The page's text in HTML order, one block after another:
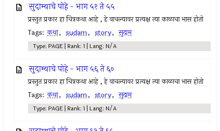
सुदाम्याचे पोहे - भाग ५१ ते ५५
प्रस्तुत प्रकार हा चित्रकथा आहे , हे वाचल्यावर प्रत्यक्ष त्या काळाचा भास होतो
Tags: कथा, sudam, story, सुदाम
Type: PAGE | Rank: 1 | Lang: N/A
सुदाम्याचे पोहे - भाग ५६ ते ६०
प्रस्तुत प्रकार हा चित्रकथा आहे , हे वाचल्यावर प्रत्यक्ष त्या काळाचा भास होतो
Tags: कथा, sudam, story, सुदाम
Type: PAGE | Rank: 1 | Lang: N/A